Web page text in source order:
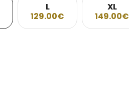
L
129.00€
XL
149.00€